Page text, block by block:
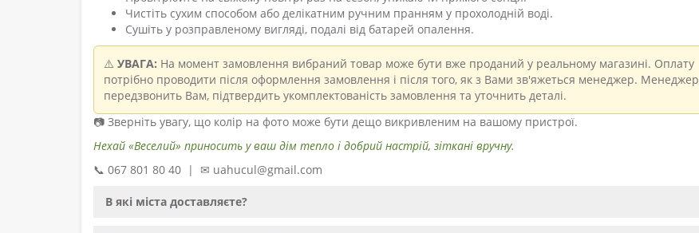
Чистіть сухим способом або делікатним ручним пранням у прохолодній воді.
Сушіть у розправленому вигляді, подалі від батарей опалення.
⚠️ УВАГА: На момент замовлення вибраний товар може бути вже проданий у реальному магазині. Оплату
потрібно проводити після оформлення замовлення і після того, як з Вами зв'яжеться менеджер. Менеджер
передзвонить Вам, підтвердить укомплектованість замовлення та уточнить деталі.
📷 Зверніть увагу, що колір на фото може бути дещо викривленим на вашому пристрої.
Нехай «Веселий» приносить у ваш дім тепло і добрий настрій, зіткані вручну.
📞 067 801 80 40 | ✉ uahucul@gmail.com
В які міста доставляєте?